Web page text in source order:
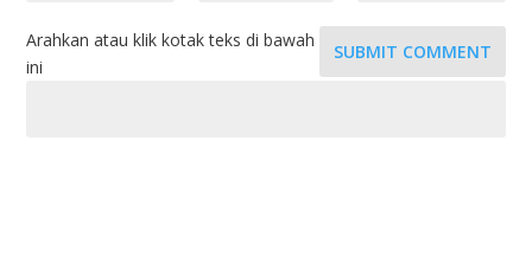
SUBMIT COMMENT
Arahkan atau klik kotak teks di bawah
ini